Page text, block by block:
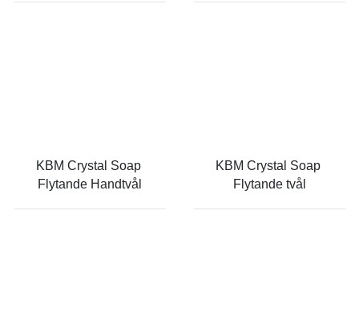
KBM Crystal Soap
Flytande Handtvål
KBM Crystal Soap
Flytande tvål